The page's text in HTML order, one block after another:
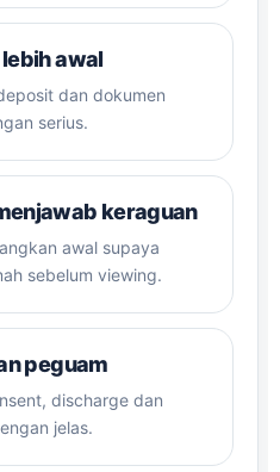
awal
dan dokumen
serius.
keraguan
awal supaya
sebelum viewing.
peguam
discharge dan
jelas.